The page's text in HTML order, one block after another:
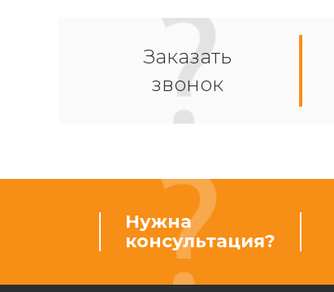
Заказать
звонок
Нужна
консультация?